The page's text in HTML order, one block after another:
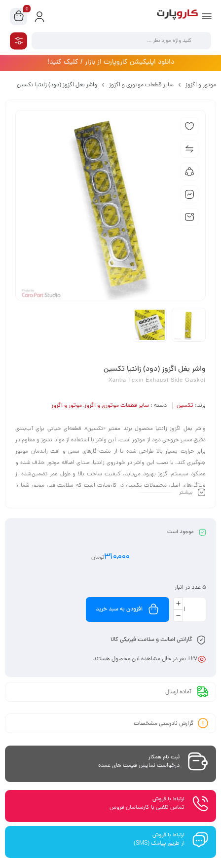
0
دانلود اپلیکیشن کاروپارت از بازار / کلیک کنید!
موتور و اگزوز سایر قطعات موتوری و اگزوز واشر بغل اگزوز (دود) زانتیا تکسین
واشر بغل اگزوز (دود) زانتیا تکسین
Xantia Texin Exhaust Side Gasket
برند: تکسین دسته : سایر قطعات موتوری و اگزوز,موتور و اگزوز
واشر بغل اگزوز زانتیا محصول برند معتبر «تکسین»، قطعه‌ای حیاتی برای آب‌بندی
دقیق مسیر خروجی دود از موتور است. این واشر با استفاده از مواد نسوز و مقاوم در
برابر حرارت بسیار بالا طراحی شده تا از نشت گازهای سمی و افت راندمان موتور
جلوگیری کند. با نصب این واشر در خودروی زانتیا، صدای اضافه موتور حذف شده و
عملکرد سیستم اگزوز بهبود می‌یابد. کیفیت ساخت بالا و طول عمر تضمین‌شده از
ویژگی‌های اصلی محصولات تکسین در کاروپارت است که سلامت فنی موتور شما را
تضمین می‌کند.
بیشـتر
موجود است
310,000تومان
5 عدد در انبار
افزودن به سبد خرید
گارانتی اصالت و سلامت فیزیکی کالا
27+ نفر در حال مشاهده این محصول هستند
آماده ارسال
گزارش نادرستی مشخصات
ثبت نام همکار
درخواست نمایش قیمت های عمده
ارتباط با فروش
تماس تلفنی با کارشناسان فروش
ارتباط با فروش
از طریق پیامک (SMS)